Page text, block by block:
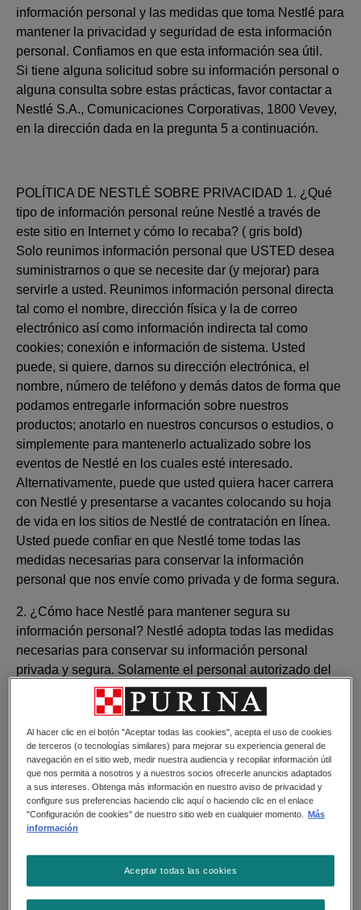
información personal y las medidas que toma Nestlé para
mantener la privacidad y seguridad de esta información
personal. Confiamos en que esta información sea útil.
Si tiene alguna solicitud sobre su información personal o
alguna consulta sobre estas prácticas, favor contactar a
Nestlé S.A., Comunicaciones Corporativas, 1800 Vevey,
en la dirección dada en la pregunta 5 a continuación.
POLÍTICA DE NESTLÉ SOBRE PRIVACIDAD 1. ¿Qué
tipo de información personal reúne Nestlé a través de
este sitio en Internet y cómo lo recaba? ( gris bold)
Solo reunimos información personal que USTED desea
suministrarnos o que se necesite dar (y mejorar) para
servirle a usted. Reunimos información personal directa
tal como el nombre, dirección física y la de correo
electrónico así como información indirecta tal como
cookies; conexión e información de sistema. Usted
puede, si quiere, darnos su dirección electrónica, el
nombre, número de teléfono y demás datos de forma que
podamos entregarle información sobre nuestros
productos; anotarlo en nuestros concursos o estudios, o
simplemente para mantenerlo actualizado sobre los
eventos de Nestlé en los cuales esté interesado.
Alternativamente, puede que usted quiera hacer carrera
con Nestlé y presentarse a vacantes colocando su hoja
de vida en los sitios de Nestlé de contratación en línea.
Usted puede confiar en que Nestlé tome todas las
medidas necesarias para conservar la información
personal que nos envíe como privada y de forma segura.
2. ¿Cómo hace Nestlé para mantener segura su
información personal? Nestlé adopta todas las medidas
necesarias para conservar su información personal
privada y segura. Solamente el personal autorizado del
Grupo Nestlé, el personal de otras compañías (por Ej.,
proveedores de servicios) o el personal autorizado de los
socios comerciales (quienes por contrato han acordado
mantener segura toda la información) acceden a su
información personal. Todo el personal de Nestlé que
tiene acceso a su información personal debe adherirse a
la Política de Privacidad del Grupo Nestlé y los
empleados de terceros que accedan a su información
que acceden a su información personal, garantizan que
esta información se mantenga segura. Para asegurar la
Al hacer clic en el botón "Aceptar todas las cookies", acepta el uso de cookies
de terceros (o tecnologías similares) para mejorar su experiencia general de
navegación en el sitio web, medir nuestra audiencia y recopilar información útil
que nos permita a nosotros y a nuestros socios ofrecerle anuncios adaptados
a sus intereses. Obtenga más información en nuestro aviso de privacidad y
configure sus preferencias haciendo clic aquí o haciendo clic en el enlace
"Configuración de cookies" de nuestro sitio web en cualquier momento.
Más
información
Aceptar todas las cookies